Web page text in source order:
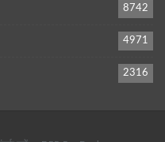
8742
4971
2316